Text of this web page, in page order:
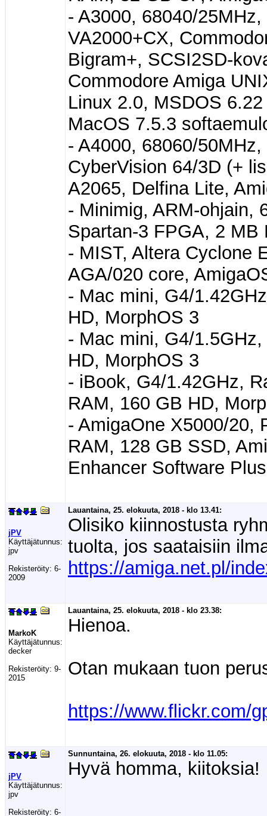
- A3000, 68040/
VA2000+CX,
Bigram+, SCSI2SD-
Commodore Amiga
Linux 2.0, MSDOS
MacOS 7.5.3
- A4000, 68060/
CyberVision 64/3D (+
A2065, Delfina Lite,
- Minimig, ARM-ohjain,
Spartan-3 FPGA, 2 MB
- MIST, Altera Cyclone
AGA/020 core,
- Mac mini, G4/
HD, MorphOS 3
- Mac mini, G4/
HD, MorphOS 3
- iBook, G4/1.42GHz,
RAM, 160 GB HD,
- AmigaOne X5000/20,
RAM, 128 GB SSD,
Enhancer Software
jPV
Käyttäjätunnus:
jpv
Rekisteröity: 6-
2009
Lauantaina, 25. elokuuta, 2018 - klo 13.41:
Olisiko kiinnostusta
tuolta, jos saataisiin
https://amiga.net.pl/
MarkoK
Käyttäjätunnus:
decker
Rekisteröity: 9-
2015
Lauantaina, 25. elokuuta, 2018 - klo 23.38:
Hienoa.
Otan mukaan tuon
https://www.flickr.com/
jPV
Käyttäjätunnus:
jpv
Rekisteröity: 6-
Sunnuntaina, 26. elokuuta, 2018 - klo 11.05:
Hyvä homma, kiitoksia!